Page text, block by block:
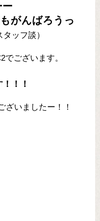
がんばろうっ
ッフ談）
でございます。
！！
ざいましたー！！